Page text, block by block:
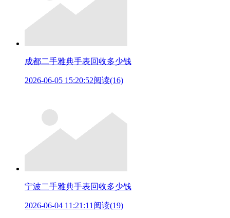
成都二手雅典手表回收多少钱
2026-06-05 15:20:52阅读(16)
宁波二手雅典手表回收多少钱
2026-06-04 11:21:11 阅读(19)